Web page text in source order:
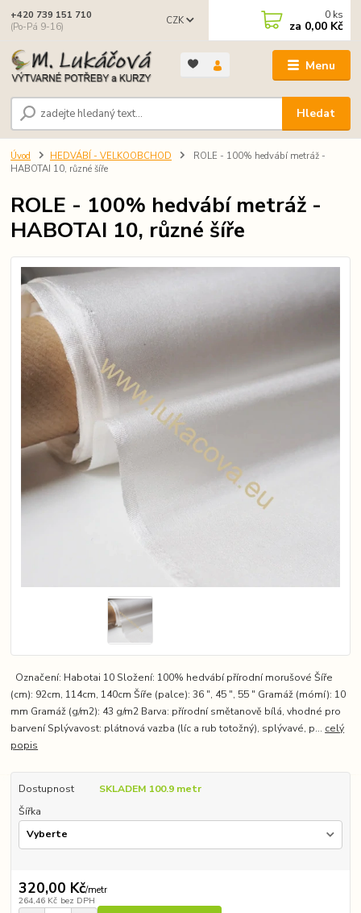
Menu
CZK
Hledat
+420 739 151 710
(Po-Pá 9-16)
0 ks
za 0,00 Kč
Úvod HEDVÁBÍ - VELKOOBCHOD
ROLE - 100% hedvábí metráž -
HABOTAI 10, různé šíře
ROLE - 100% hedvábí metráž -
HABOTAI 10, různé šíře
Označení: Habotai 10 Složení: 100% hedvábí přírodní morušové Šíře
(cm): 92cm, 114cm, 140cm Šíře (palce): 36 ″, 45 ″, 55 ″ Gramáž (mómí): 10
mm Gramáž (g/m2): 43 g/m2 Barva: přírodní smětanově bílá, vhodné pro
barvení Splývavost: plátnová vazba (líc a rub totožný), splývavé, p... celý
popis
Dostupnost
SKLADEM 100.9 metr
Šířka
320,00 Kč/metr
264,46 Kč bez DPH